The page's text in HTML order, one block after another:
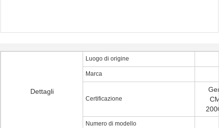
Dettagli
Luogo di origine
Marca
Certificazione
Numero di modello